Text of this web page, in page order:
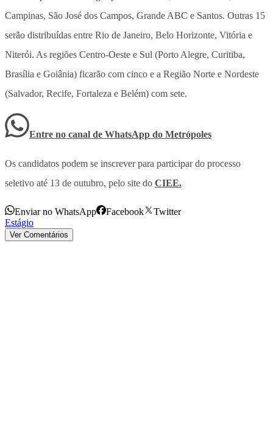
Campinas, São José dos Campos, Grande ABC e Santos. Outras 15
serão distribuídas entre Rio de Janeiro, Belo Horizonte, Vitória e
Niterói. As regiões Centro-Oeste e Sul (Porto Alegre, Curitiba,
Brasília e Goiânia) ficarão com cinco e a Região Norte e Nordeste
(Salvador, Recife, Fortaleza e Belém) com sete.
Entre no canal de WhatsApp do Metrópoles
Os candidatos podem se inscrever para participar do processo
seletivo até 13 de outubro, pelo site do CIEE.
Enviar no WhatsApp Facebook
Twitter
Estágio
Ver Comentários